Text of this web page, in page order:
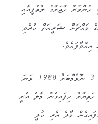
ހާޖަރާގެ ލުތުފީއާއި
މައްޗަށް ޝަރީއަތް ކުރެވި
ސަގަރު ނާސިރާއި ލުތުފީ އިސްވެ ތިބެގެން 3 ނޮވެމްބަރު 1988 ވަނަ
ހިފައިގެން މާލެ އެރީ
އޭކޭ 47 ގެ ބަޑި ހިފައިގެން މާލެ އެރި ކުލީ